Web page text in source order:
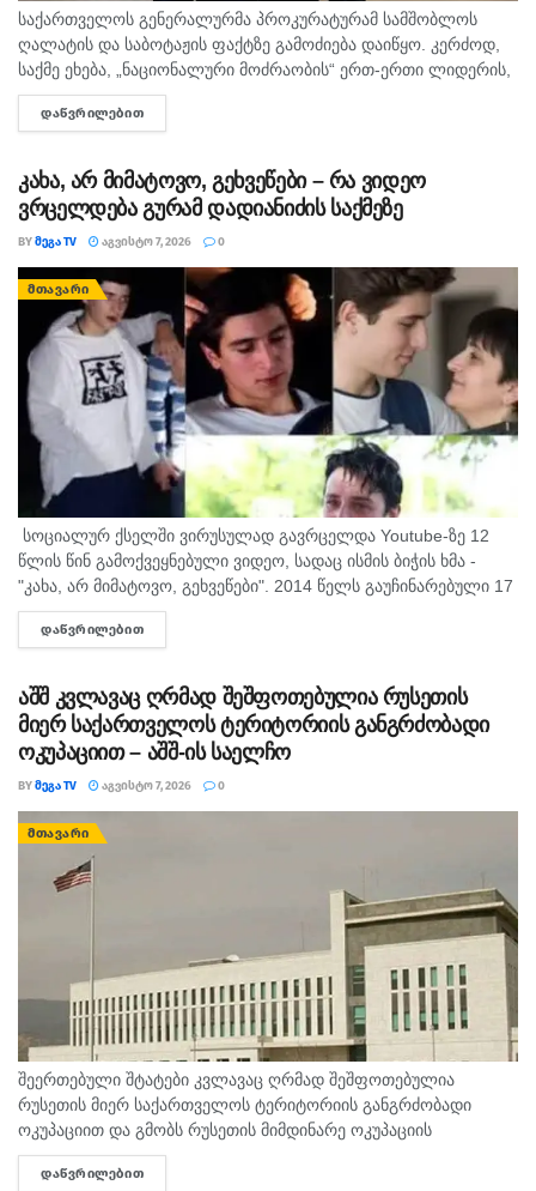
საქართველოს გენერალურმა პროკურატურამ სამშობლოს
ღალატის და საბოტაჟის ფაქტზე გამოძიება დაიწყო. კერძოდ,
საქმე ეხება, „ნაციონალური მოძრაობის“ ერთ-ერთი ლიდერის,
გიორგი ბარამიძის მიერ იაგო ხვიჩიასთვის მიცემულ
ინტერვიუს, სადაც ის აღნიშნავს, რომ რომ აფხაზეთში...
ᲓᲐᲬᲕᲠᲘᲚᲔᲑᲘᲗ
კახა, არ მიმატოვო, გეხვეწები – რა ვიდეო
ვრცელდება გურამ დადიანიძის საქმეზე
BYᲛᲔᲒᲐ TV ᲐᲒᲕᲘᲡᲢᲝ 7, 2026 0
ᲛᲗᲐᲕᲐᲠᲘ
სოციალურ ქსელში ვირუსულად გავრცელდა Youtube-ზე 12
წლის წინ გამოქვეყნებული ვიდეო, სადაც ისმის ბიჭის ხმა -
"კახა, არ მიმატოვო, გეხვეწები". 2014 წელს გაუჩინარებული 17
წლის გურამ დადიანიძის დედა, სოფიო ბიბილაშვილი
აცხადებს,...
ᲓᲐᲬᲕᲠᲘᲚᲔᲑᲘᲗ
აშშ კვლავაც ღრმად შეშფოთებულია რუსეთის
მიერ საქართველოს ტერიტორიის განგრძობადი
ოკუპაციით – აშშ-ის საელჩო
BYᲛᲔᲒᲐ TV ᲐᲒᲕᲘᲡᲢᲝ 7, 2026 0
ᲛᲗᲐᲕᲐᲠᲘ
შეერთებული შტატები კვლავაც ღრმად შეშფოთებულია
რუსეთის მიერ საქართველოს ტერიტორიის განგრძობადი
ოკუპაციით და გმობს რუსეთის მიმდინარე ოკუპაციის
პირობებში მომხდარ მკვლელობებს, გატაცებებსა და სხვა
სახის ძალადობა, - ამ განცხადებით აშშ-ს საელჩო
ᲓᲐᲬᲕᲠᲘᲚᲔᲑᲘᲗ